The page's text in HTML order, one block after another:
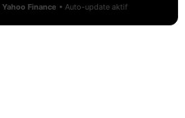
Yahoo Finance • Auto-update aktif